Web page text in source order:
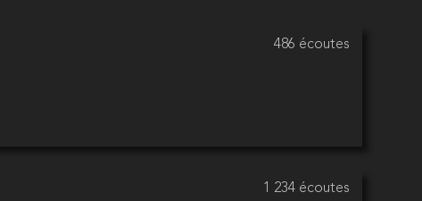
486 écoutes
1 234 écoutes